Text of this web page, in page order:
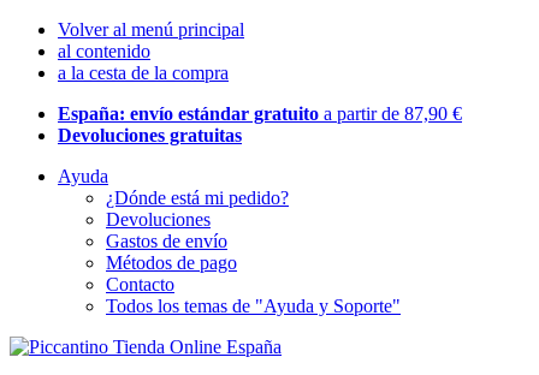
Volver al menú principal
al contenido
a la cesta de la compra
España: envío estándar gratuito a partir de 87,90 €
Devoluciones gratuitas
Ayuda
¿Dónde está mi pedido?
Devoluciones
Gastos de envío
Métodos de pago
Contacto
Todos los temas de "Ayuda y Soporte"